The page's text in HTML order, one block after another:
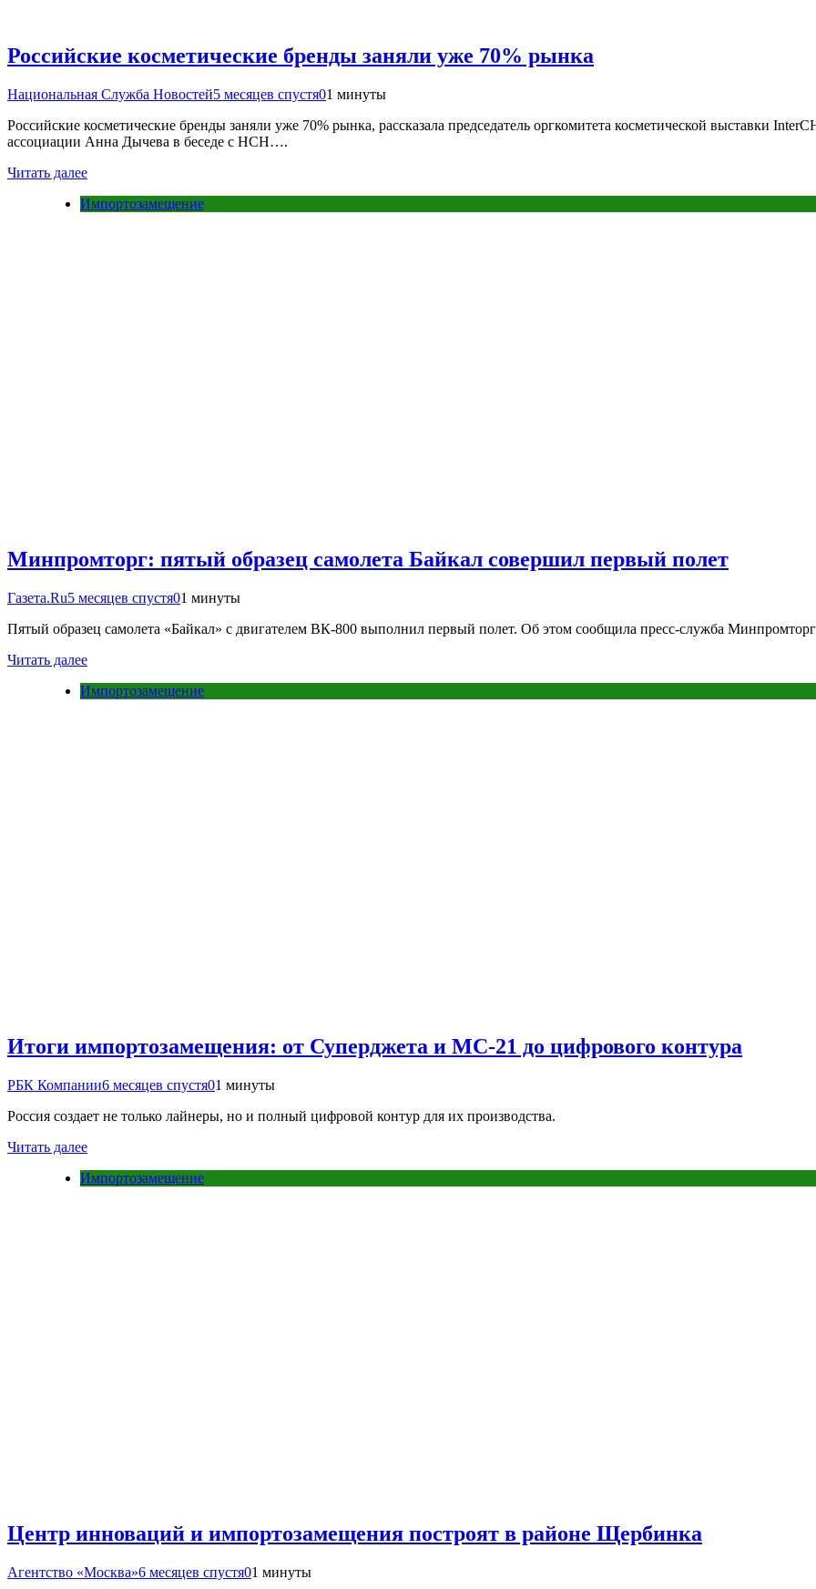
Российские косметические бренды заняли уже 70% рынка
Национальная Служба Новостей5 месяцев спустя01 минуты
Российские косметические бренды заняли уже 70% рынка, рассказала председатель оргкомитета косметической выставки
ассоциации Анна Дычева в беседе с НСН….
Читать далее
Импортозамещение
Минпромторг: пятый образец самолета Байкал совершил первый полет
Газета.Ru5 месяцев спустя01 минуты
Пятый образец самолета «Байкал» с двигателем ВК-800 выполнил первый полет. Об этом сообщила пресс-служба
Читать далее
Импортозамещение
Итоги импортозамещения: от Суперджета и МС-21 до цифрового контура
РБК Компании6 месяцев спустя01 минуты
Россия создает не только лайнеры, но и полный цифровой контур для их производства.
Читать далее
Импортозамещение
Центр инноваций и импортозамещения построят в районе Щербинка
Агентство «Москва»6 месяцев спустя01 минуты